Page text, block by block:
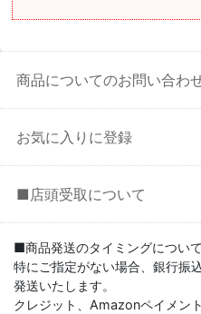
商品についてのお問い合わ
お気に入りに登録
■店頭受取について
■商品発送のタイミングについて
特にご指定がない場合、銀行振
発送いたします。
クレジット、Amazonペイメン